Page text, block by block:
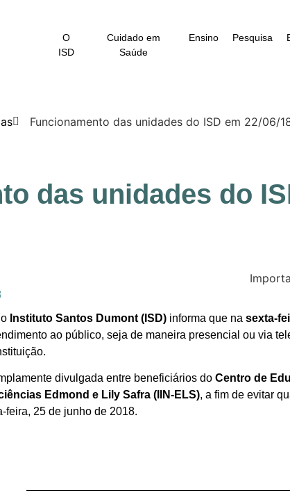
O
ISD
Cuidado em
Saúde
Ensino Pesquisa
Funcionamento das unidades do ISD em 22/06/
das unidades do
Instituto Santos Dumont (ISD) informa que na sexta-
ao público, seja de maneira presencial ou via
divulgada entre beneficiários do Centro de
Edmond e Lily Safra (IIN-ELS), a fim de evitar
feira, 25 de junho de 2018.